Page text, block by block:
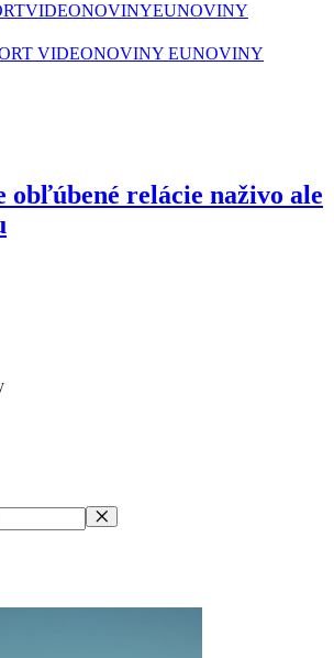
VIDEONOVINYEUNOVINY
VIDEONOVINY EUNOVINY
obľúbené relácie naživo ale